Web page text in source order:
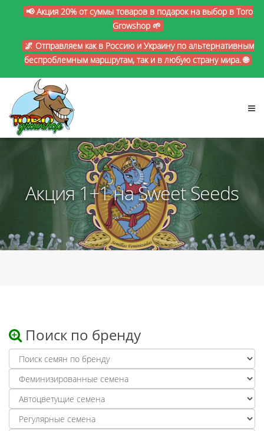
📢 Акция 20% от суммы товаров в подарок на выбор в Toro
Growshop 🌱
🌌 Отправляем как в Россию и Украину по альтернативным
беспроблемным маршрутам, так и в любую страну мира. 🌐
Акция 1+1 на Sweet Seeds
Поиск по бренду